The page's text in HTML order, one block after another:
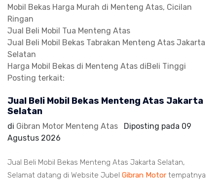
Mobil Bekas Harga Murah di Menteng Atas, Cicilan
Ringan
Jual Beli Mobil Tua Menteng Atas
Jual Beli Mobil Bekas Tabrakan Menteng Atas Jakarta
Selatan
Harga Mobil Bekas di Menteng Atas diBeli Tinggi
Posting terkait:
Jual Beli Mobil Bekas Menteng Atas Jakarta
Selatan
di Gibran Motor Menteng Atas Diposting pada 09
Agustus 2026
Jual Beli Mobil Bekas Menteng Atas Jakarta Selatan,
Selamat datang di Website Jubel Gibran Motor tempatnya